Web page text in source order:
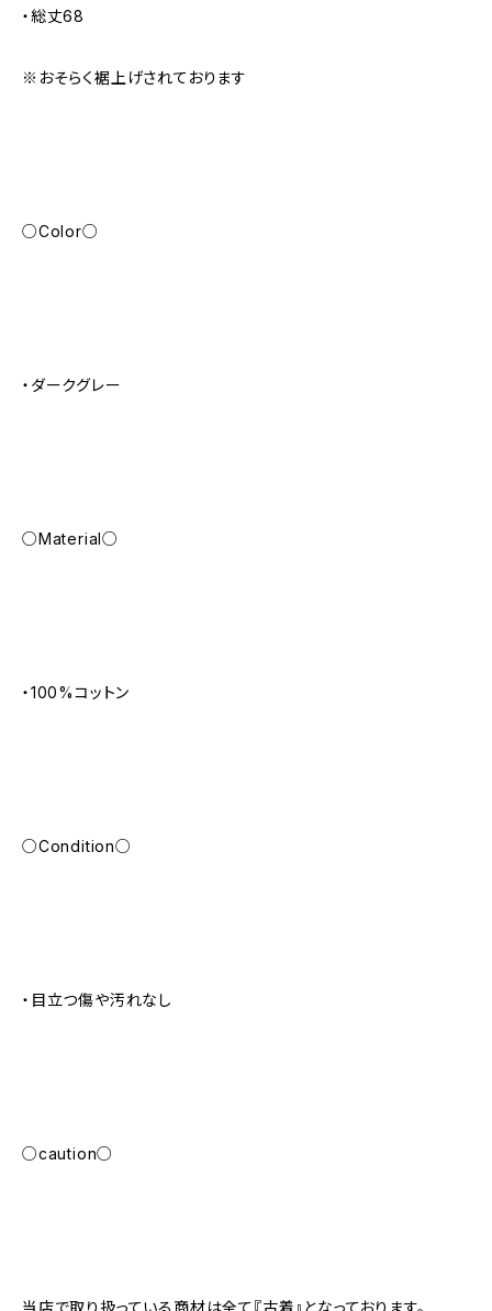
・総丈68
※おそらく裾上げされております
○Color○
・ダークグレー
○Material○
・100%コットン
○Condition○
・目立つ傷や汚れなし
○caution○
当店で取り扱っている商材は全て『古着』となっております。